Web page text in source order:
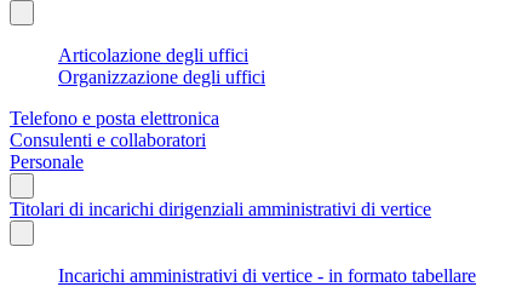
Articolazione degli uffici
Organizzazione degli uffici
Telefono e posta elettronica
Consulenti e collaboratori
Personale
Titolari di incarichi dirigenziali amministrativi di vertice
Incarichi amministrativi di vertice - in formato tabellare